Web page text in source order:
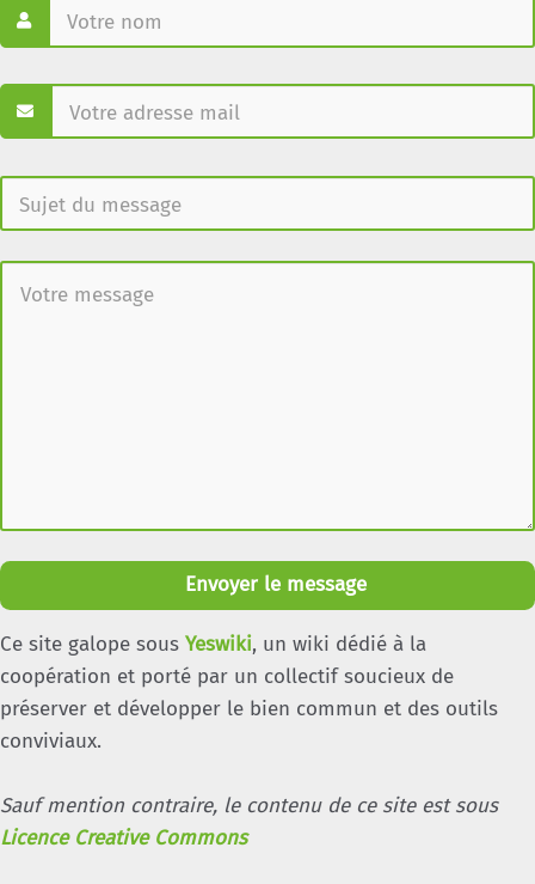
Envoyer le message
Ce site galope sous Yeswiki, un wiki dédié à la
coopération et porté par un collectif soucieux de
préserver et développer le bien commun et des outils
conviviaux.
Sauf mention contraire, le contenu de ce site est sous
Licence Creative Commons